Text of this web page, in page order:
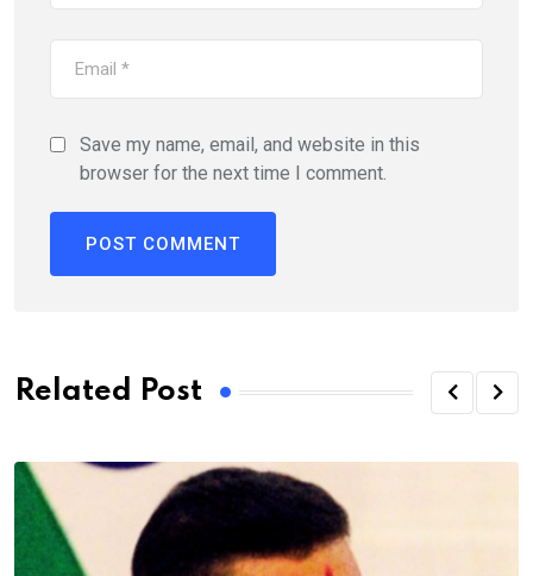
Save my name, email, and website in this
browser for the next time I comment.
Related Post